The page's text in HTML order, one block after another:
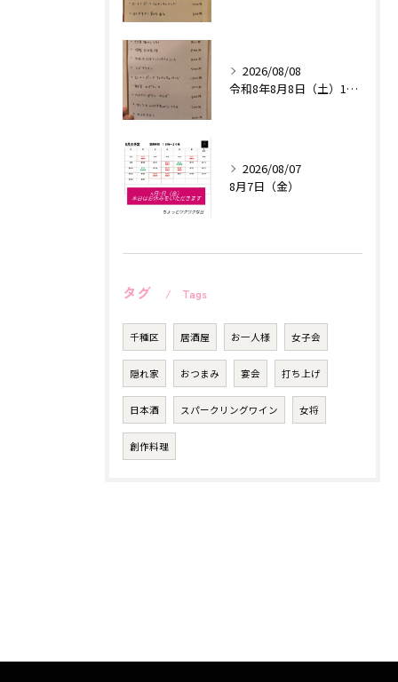
2026/08/08
令和8年8月8日（土）18時〜24時
2026/08/07
8月7日（金）
タグ Tags
千種区 居酒屋 お一人様 女子会
隠れ家 おつまみ 宴会 打ち上げ
日本酒 スパークリングワイン 女将
創作料理